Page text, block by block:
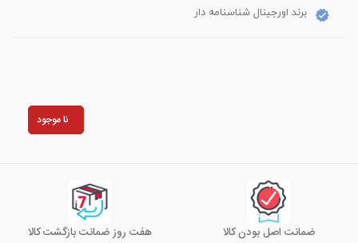
برند اورجینال شناسنامه دار
نا موجود
ضمانت اصل بودن کالا هفت روز ضمانت بازگشت کالا